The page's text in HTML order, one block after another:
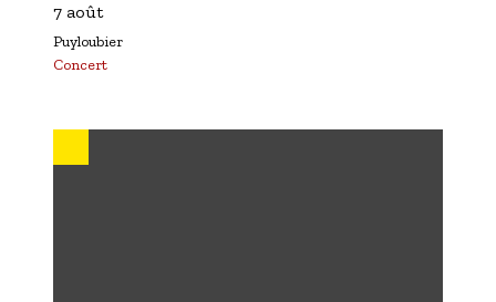
7 août
Puyloubier
Concert